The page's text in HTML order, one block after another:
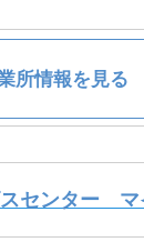
所情報を見る
センター マ